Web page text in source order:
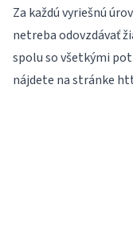
Za každú vyriešnú
netreba odovzdávať
spolu so všetkými
nájdete na stránke